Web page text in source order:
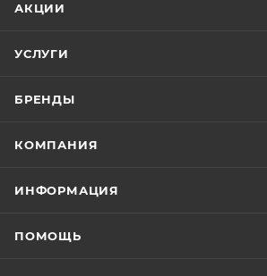
АКЦИИ
УСЛУГИ
БРЕНДЫ
КОМПАНИЯ
ИНФОРМАЦИЯ
ПОМОЩЬ